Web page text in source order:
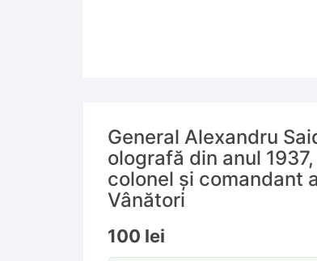
General Alexandru
olografă din anul
colonel și comandant
Vânători
100 lei